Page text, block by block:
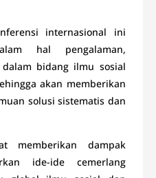
internasional ini
hal pengalaman,
bidang ilmu sosial
akan memberikan
solusi sistematis dan
memberikan dampak
ide-ide cemerlang